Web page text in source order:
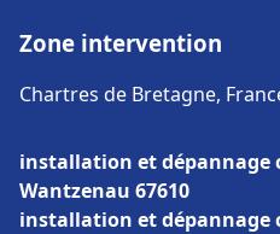
Zone intervention
Chartres de Bretagne,
installation et dépannage
Wantzenau 67610
installation et dépannage